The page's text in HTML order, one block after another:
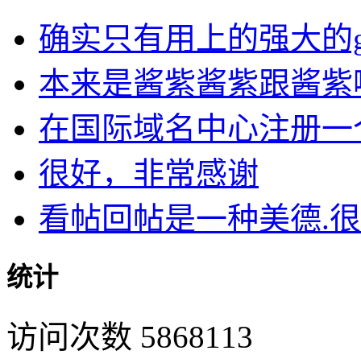
确实只有用上的强大的
本来是酱紫酱紫跟酱
在国际域名中心注册一
很好，非常感谢
看帖回帖是一种美德.
统计
访问次数 5868113